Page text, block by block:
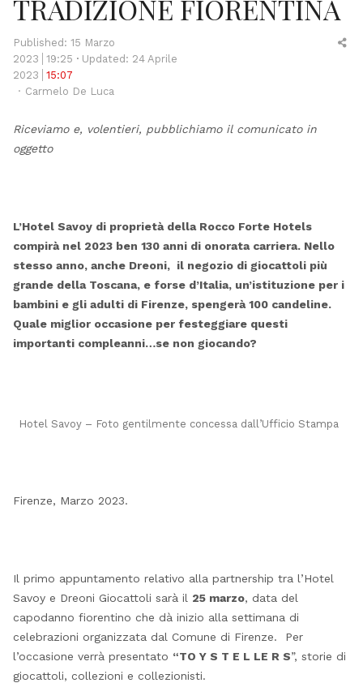
TRADIZIONE FIORENTINA
Published: 15 Marzo
2023
19:25
Updated: 24 Aprile
2023
15:07
Author
Carmelo De Luca
Riceviamo e, volentieri, pubblichiamo il comunicato in
oggetto
L’Hotel Savoy di proprietà della Rocco Forte Hotels
compirà nel 2023 ben 130 anni di onorata carriera. Nello
stesso anno, anche Dreoni, il negozio di giocattoli più
grande della Toscana, e forse d’Italia, un’istituzione per i
bambini e gli adulti di Firenze, spengerà 100 candeline.
Quale miglior occasione per festeggiare questi
importanti compleanni…se non giocando?
Hotel Savoy – Foto gentilmente concessa dall’Ufficio Stampa
Firenze, Marzo 2023.
Il primo appuntamento relativo alla partnership tra l’Hotel
Savoy e Dreoni Giocattoli sarà il 25 marzo, data del
capodanno fiorentino che dà inizio alla settimana di
celebrazioni organizzata dal Comune di Firenze. Per
l’occasione verrà presentato “TO Y S T E L LE R S”, storie di
giocattoli, collezioni e collezionisti.